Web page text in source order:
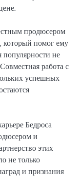
продюсером
помог ему
не
работа с
успешных
Бедроса
и
этих
не только
и признания